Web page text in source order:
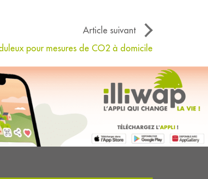
Article suivant
pour mesures de CO2 à domicile